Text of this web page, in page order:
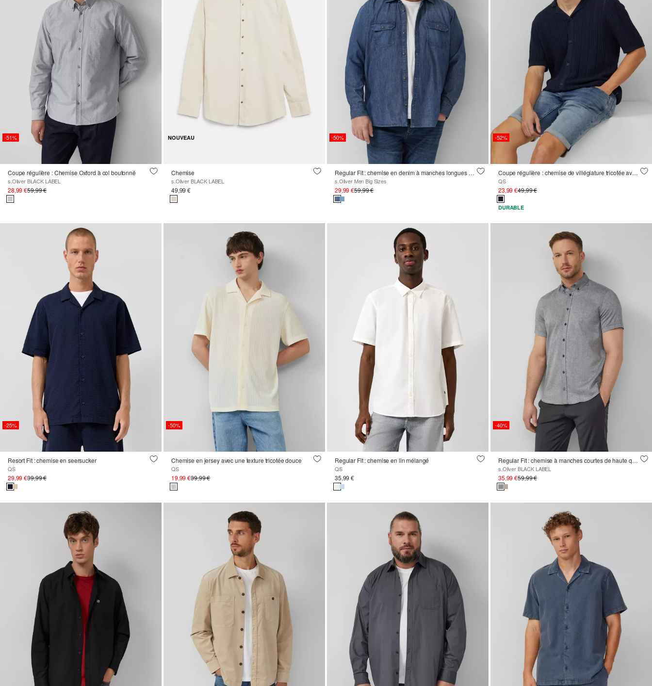
-51%
Coupe régulière : Chemise Oxford à col boutonné
s.Oliver BLACK LABEL
28,99 €59,99 €
NOUVEAU
Chemise
s.Oliver BLACK LABEL
49,99 €
-50%
Regular Fit : chemise en denim à manches longues en pur coton
s.Oliver Men Big Sizes
29,99 €59,99 €
-52%
Coupe régulière : chemise de villégiature tricotée avec structure
QS
23,99 €49,99 €
DURABLE
-25%
Resort Fit : chemise en seersucker
QS
29,99 €39,99 €
-50%
Chemise en jersey avec une texture tricotée douce
QS
19,99 €39,99 €
Regular Fit : chemise en lin mélangé
QS
35,99 €
-40%
Regular Fit : chemise à manches courtes de haute qualité en lin mélangé
s.Oliver BLACK LABEL
35,99 €59,99 €